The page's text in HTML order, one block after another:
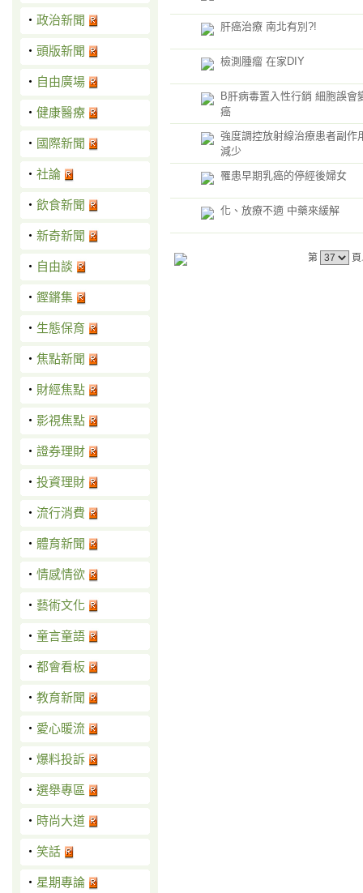
‧ 政治新聞
‧ 頭版新聞
‧ 自由廣場
‧ 健康醫療
‧ 國際新聞
‧ 社論
‧ 飲食新聞
‧ 新奇新聞
‧ 自由談
‧ 鏗鏘集
‧ 生態保育
‧ 焦點新聞
‧ 財經焦點
‧ 影視焦點
‧ 證券理財
‧ 投資理財
‧ 流行消費
‧ 體育新聞
‧ 情感情欲
‧ 藝術文化
‧ 童言童語
‧ 都會看板
‧ 教育新聞
‧ 愛心暖流
‧ 爆料投訴
‧ 選舉專區
‧ 時尚大道
‧ 笑話
‧ 星期專論
肝癌治療 南北有別?!
檢測腫瘤 在家DIY
B肝病毒置入性行銷 細胞誤會
癌
強度調控放射線治療患者副作
減少
罹患早期乳癌的停經後婦女
化、放療不適 中藥來緩解
第